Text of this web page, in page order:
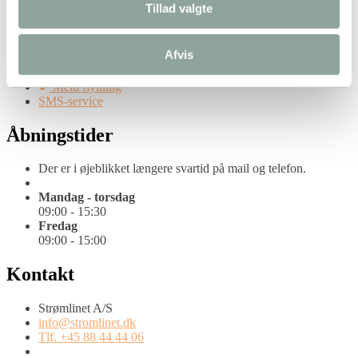
Tillad valgte
Afvis
Kundeservice
Meld flytning
SMS-service
Åbningstider
Der er i øjeblikket længere svartid på mail og telefon.
Mandag - torsdag
09:00 - 15:30
Fredag
09:00 - 15:00
Kontakt
Strømlinet A/S
info@stromlinet.dk
Tlf. +45 88 44 44 06